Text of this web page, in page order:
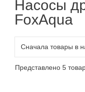
Насосы
FoxAqua
Представлено 5